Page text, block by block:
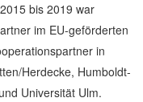
bis 2019 war
im EU-geförderten
in
Herdecke, Humboldt-
Universität Ulm.